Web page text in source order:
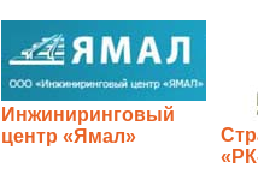
Инжиниринговый
центр «Ямал»